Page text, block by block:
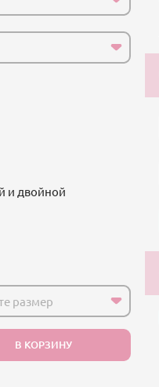
и двойной
размер
В КОРЗИНУ